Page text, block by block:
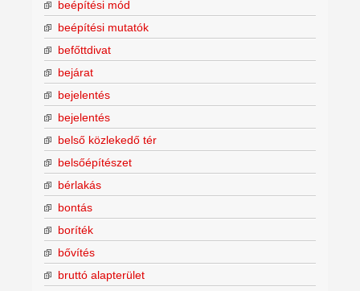
beépítési mód
beépítési mutatók
befőttdivat
bejárat
bejelentés
bejelentés
belső közlekedő tér
belsőépítészet
bérlakás
bontás
boríték
bővítés
bruttó alapterület